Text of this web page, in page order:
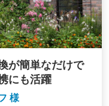
が簡単なだけで
にも活躍
様